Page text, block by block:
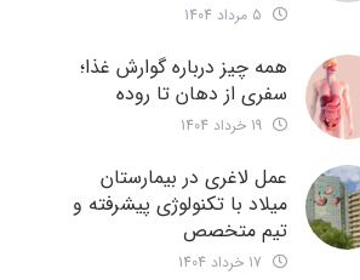
همه چیز درباره گوارش غذا؛
سفری از دهان تا روده
عمل لاغری در بیمارستان
میلاد با تکنولوژی پیشرفته و
تیم متخصص